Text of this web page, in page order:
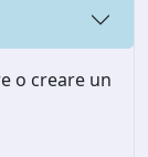
o creare un